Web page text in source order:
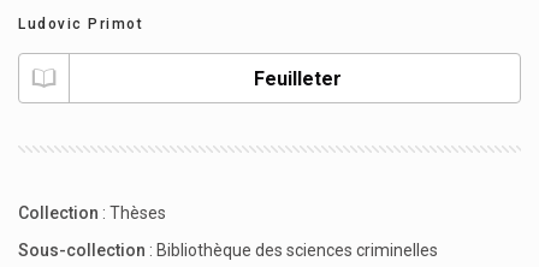
Ludovic Primot
Feuilleter
Collection : Thèses
Sous-collection : Bibliothèque des sciences criminelles